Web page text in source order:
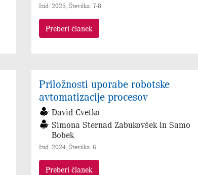
Izid: 2025, Številka: 7-8
Preberi članek
Priložnosti uporabe robotske
avtomatizacije procesov
David Cvetko
Simona Sternad Zabukovšek in Samo
Bobek
Izid: 2024, Številka: 6
Preberi članek